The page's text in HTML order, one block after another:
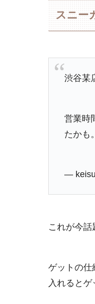
スニー
渋谷某
営業時
たかも
—
これが今話
ゲットの仕
入れるとゲ